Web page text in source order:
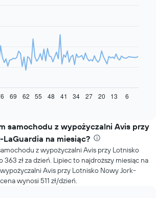
48 6
69 62 55 41 34 27 20 13
samochodu z wypożyczalni Avis przy
na miesiąc?
z wypożyczalni Avis przy Lotnisko
zł za dzień. Lipiec to najdroższy miesiąc na
Avis przy Lotnisko Nowy Jork-
wynosi 511 zł/dzień.